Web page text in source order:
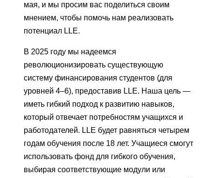
мая, и мы просим вас поделиться своим
мнением, чтобы помочь нам реализовать
потенциал LLE.
В 2025 году мы надеемся
революционизировать существующую
систему финансирования студентов (для
уровней 4–6), предоставив LLE. Наша цель —
иметь гибкий подход к развитию навыков,
который отвечает потребностям учащихся и
работодателей. LLE будет равняться четырем
годам обучения после 18 лет. Учащиеся смогут
использовать фонд для гибкого обучения,
выбирая соответствующие модули или